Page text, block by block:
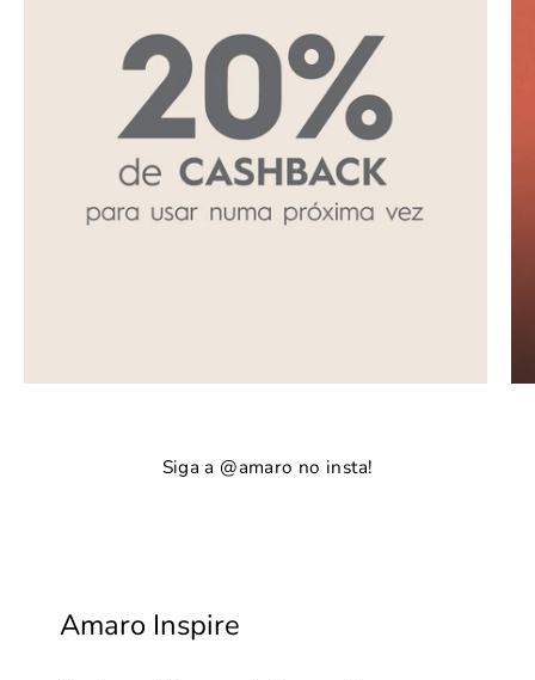
Siga a @amaro no insta!
Amaro Inspire